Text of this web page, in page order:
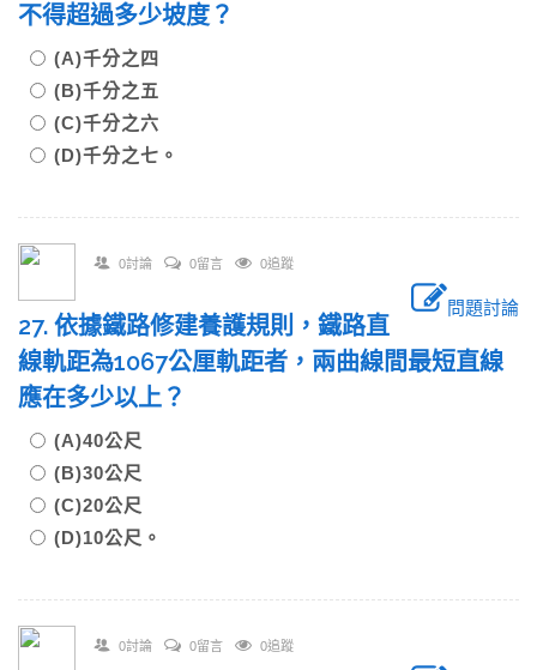
不得超過多少坡度？
(A)千分之四
(B)千分之五
(C)千分之六
(D)千分之七。
0討論 0留言 0追蹤
問題討論
27. 依據鐵路修建養護規則，鐵路直
線軌距為1067公厘軌距者，兩曲線間最短直線
應在多少以上？
(A)40公尺
(B)30公尺
(C)20公尺
(D)10公尺。
0討論 0留言 0追蹤